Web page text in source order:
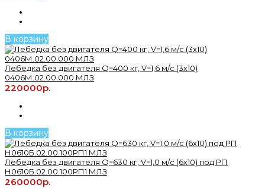
В корзину
Лебедка без двигателя Q=400 кг, V=1,6 м/с (3х10)
0406М.02.00.000 МЛЗ
220000р.
В корзину
Лебедка без двигателя Q=630 кг, V=1,0 м/с (6х10) под РП
Н0610Б.02.00.100РП1 МЛЗ
260000р.